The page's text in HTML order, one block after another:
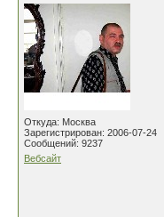
Откуда: Москва
Зарегистрирован: 2006-07-24
Сообщений: 9237
Вебсайт